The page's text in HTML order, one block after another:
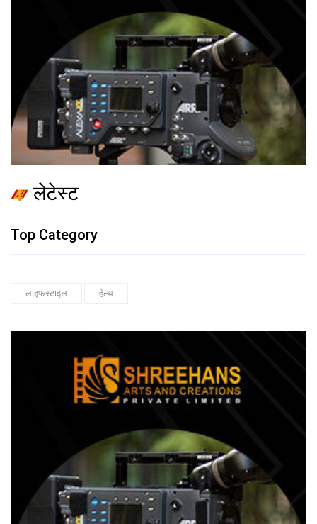
लेटेस्ट
Top Category
लाइफस्टाइल हेल्थ